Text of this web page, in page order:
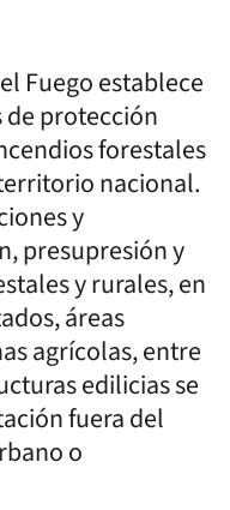
Fuego establece
protección
forestales
nacional.
y
presupresión y
y rurales, en
áreas
agrícolas, entre
edilicias se
fuera del
o